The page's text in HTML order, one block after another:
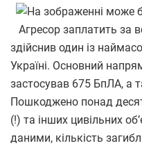
Агресор заплатить за
здійснив один із
Україні. Основний
застосував 675 БпЛА, а
Пошкоджено понад
(!) та інших цивільних
даними, кількість